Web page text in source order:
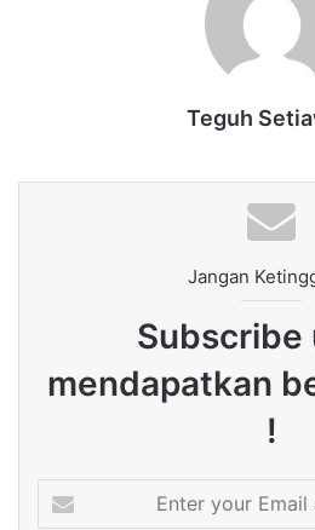
Teguh
Jangan
Subscribe
mendapatkan
!
your